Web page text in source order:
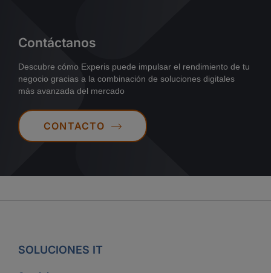
Contáctanos
Descubre cómo Experis puede impulsar el rendimiento de tu
negocio gracias a la combinación de soluciones digitales
más avanzada del mercado
CONTACTO
SOLUCIONES IT